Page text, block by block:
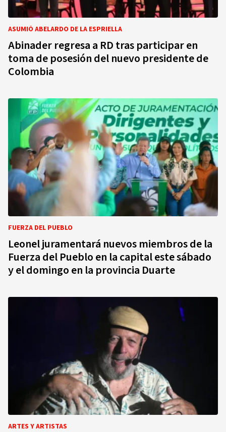
ASUMIÓ ABELARDO DE LA ESPRIELLA
Abinader regresa a RD tras participar en
toma de posesión del nuevo presidente de
Colombia
FUERZA DEL PUEBLO
Leonel juramentará nuevos miembros de la
Fuerza del Pueblo en la capital este sábado
y el domingo en la provincia Duarte
ARTES Y ARTISTAS